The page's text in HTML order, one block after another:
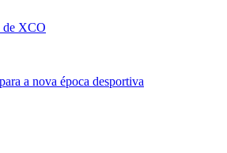
de XCO
a nova época desportiva